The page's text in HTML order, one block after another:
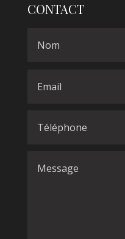
CONTACT